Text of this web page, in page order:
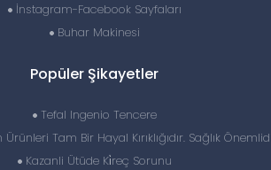
İnstagram-Facebook Sayfaları
Buhar Makinesi
Popüler Şikayetler
Tefal Ingenio Tencere
Tam Bir Hayal Kırıklığıdır. Sağlık
Kazanli Ütüde Ki̇reç Sorunu